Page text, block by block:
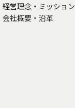
経営理念・ミッション
会社概要・沿革